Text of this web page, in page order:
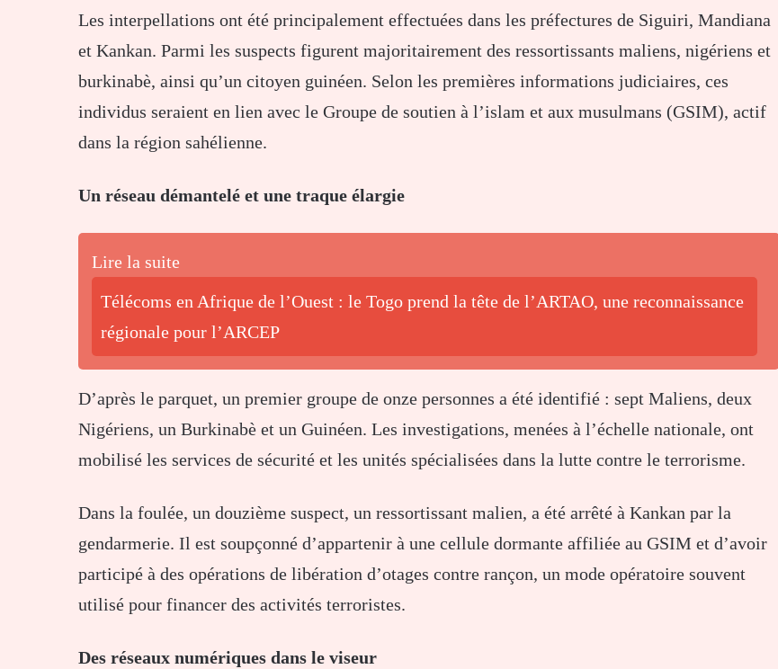
Les interpellations ont été principalement effectuées dans les préfectures de Siguiri, Mandiana
et Kankan. Parmi les suspects figurent majoritairement des ressortissants maliens, nigériens et
burkinabè, ainsi qu’un citoyen guinéen. Selon les premières informations judiciaires, ces
individus seraient en lien avec le Groupe de soutien à l’islam et aux musulmans (GSIM), actif
dans la région sahélienne.
Un réseau démantelé et une traque élargie
Lire la suite
Télécoms en Afrique de l’Ouest : le Togo prend la tête de l’ARTAO, une reconnaissance
régionale pour l’ARCEP
D’après le parquet, un premier groupe de onze personnes a été identifié : sept Maliens, deux
Nigériens, un Burkinabè et un Guinéen. Les investigations, menées à l’échelle nationale, ont
mobilisé les services de sécurité et les unités spécialisées dans la lutte contre le terrorisme.
Dans la foulée, un douzième suspect, un ressortissant malien, a été arrêté à Kankan par la
gendarmerie. Il est soupçonné d’appartenir à une cellule dormante affiliée au GSIM et d’avoir
participé à des opérations de libération d’otages contre rançon, un mode opératoire souvent
utilisé pour financer des activités terroristes.
Des réseaux numériques dans le viseur